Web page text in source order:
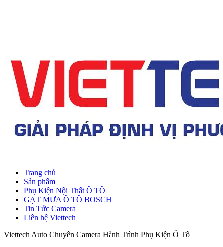
Trang chủ
Sản phẩm
Phụ Kiện Nội Thất Ô TÔ
GẠT MƯA Ô TÔ BOSCH
Tin Tức Camera
Liên hệ Viettech
Viettech Auto Chuyên Camera Hành Trình Phụ Kiện Ô Tô